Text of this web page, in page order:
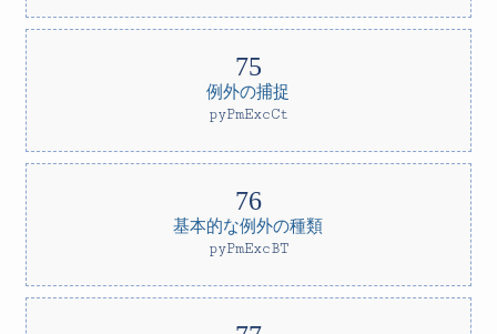
例外の捕捉
pyPmExcCt
基本的な例外の種類
pyPmExcBT